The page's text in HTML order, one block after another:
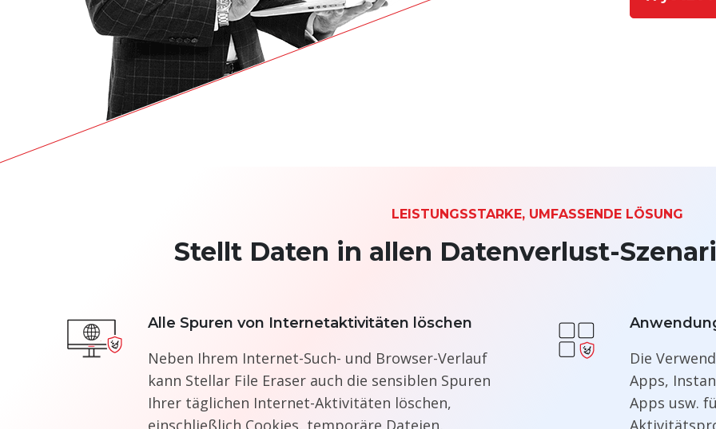
LEISTUNGSSTARKE, UMFASSENDE LÖSUNG
Stellt Daten in allen Datenverlust-
Alle Spuren von Internetaktivitäten löschen
Neben Ihrem Internet-Such- und Browser-Verlauf
kann Stellar File Eraser auch die sensiblen Spuren
Ihrer täglichen Internet-Aktivitäten löschen,
Die
Apps,
Apps usw.